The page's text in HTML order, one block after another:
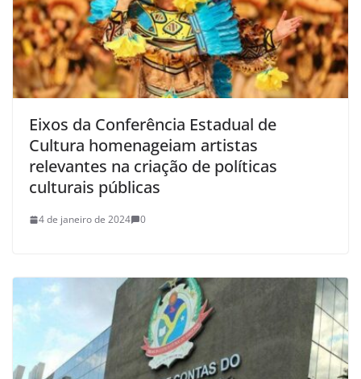
Eixos da Conferência Estadual de
Cultura homenageiam artistas
relevantes na criação de políticas
culturais públicas
4 de janeiro de 2024 0